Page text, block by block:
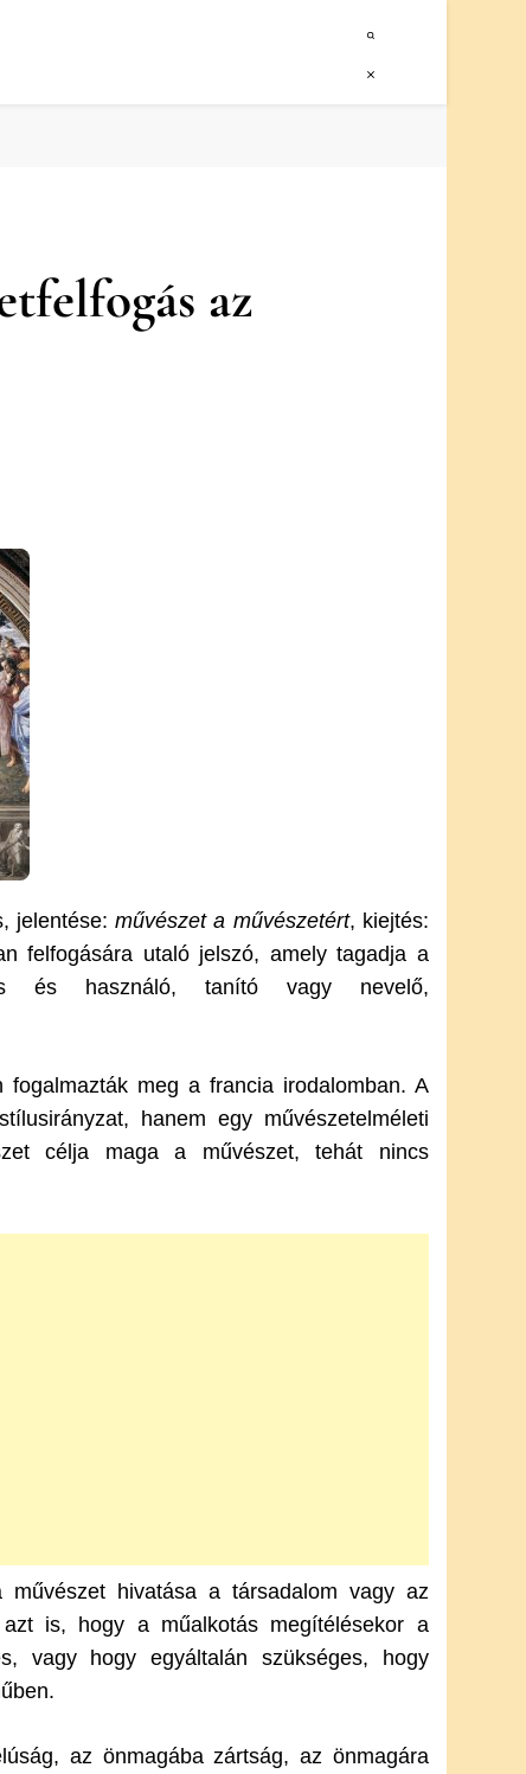
az
jelentése:művészet a művészetért, kiejtés:
felfogására utaló jelszó, amely tagadja a
és használó, tanító vagy nevelő,
meg a francia irodalomban. A
hanem egy művészetelméleti
célja maga a művészet, tehát nincs
művészet hivatása a társadalom vagy az
is, hogy a műalkotás megítélésekor a
vagy hogy egyáltalán szükséges, hogy
az önmagába zártság, az önmagára